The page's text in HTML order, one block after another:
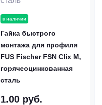
в наличии
Гайка быстрого
монтажа для профиля
FUS Fischer FSN Clix M,
горячеоцинкованная
сталь
1.00 руб.